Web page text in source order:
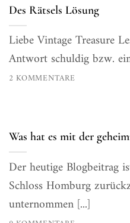
Des Rätsels Lösung
Liebe Vintage Treasure
Antwort schuldig bzw.
2 KOMMENTARE
Was hat es mit der
Der heutige Blogbeitrag
Schloss Homburg
unternommen [...]